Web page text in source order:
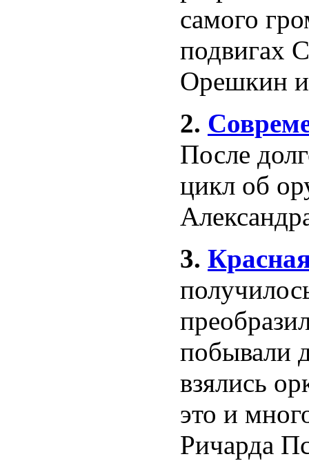
самого
подвигах
Орешкин
2.
После
цикл об
3.
побывали
взялись
это и
Ричарда